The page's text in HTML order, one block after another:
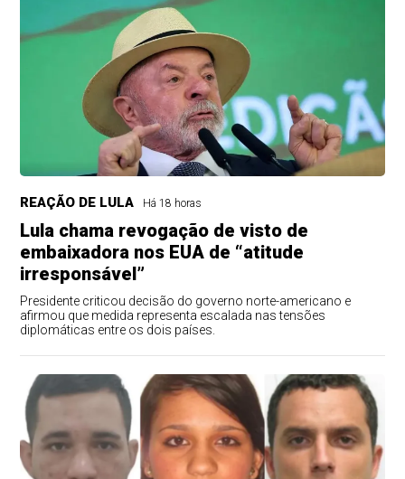
REAÇÃO DE LULA Há 18 horas
Lula chama revogação de visto de
embaixadora nos EUA de “atitude
irresponsável”
Presidente criticou decisão do governo norte-americano e
afirmou que medida representa escalada nas tensões
diplomáticas entre os dois países.